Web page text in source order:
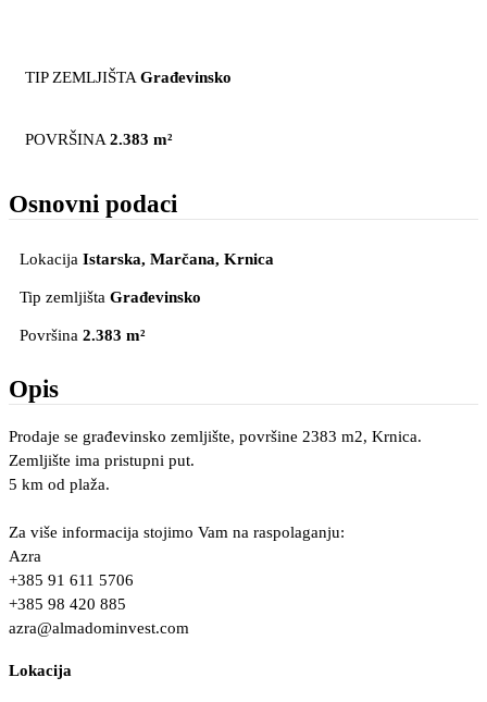
TIP ZEMLJIŠTA Građevinsko
POVRŠINA 2.383 m²
Osnovni podaci
Lokacija Istarska, Marčana, Krnica
Tip zemljišta Građevinsko
Površina 2.383 m²
Opis
Prodaje se građevinsko zemljište, površine 2383 m2, Krnica.
Zemljište ima pristupni put.
5 km od plaža.
Za više informacija stojimo Vam na raspolaganju:
Azra
+385 91 611 5706
+385 98 420 885
azra@almadominvest.com
Lokacija